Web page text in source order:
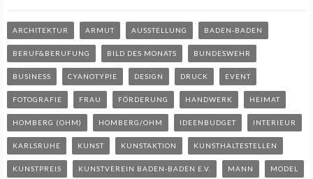
ARCHITEKTUR ARMUT AUSSTELLUNG BADEN-BADEN
BERUF&BERUFUNG BILD DES MONATS BUNDESWEHR
BUSINESS CYANOTYPIE DESIGN DRUCK EVENT
FOTOGRAFIE FRAU FÖRDERUNG HANDWERK HEIMAT
HOMBERG (OHM) HOMBERG/OHM IDEENBUDGET INTERIEUR
KARLSRUHE KUNST KUNSTAKTION KUNSTHALTESTELLEN
KUNSTPREIS KUNSTVEREIN BADEN-BADEN E.V. MANN MODEL